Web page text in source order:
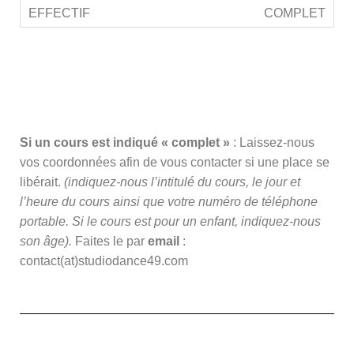
COMPLET
Si un cours est indiqué « complet » : Laissez-nous
vos coordonnées afin de vous contacter si une place se
libérait. (indiquez-nous l’intitulé du cours, le jour et
l’heure du cours ainsi que votre numéro de téléphone
portable. Si le cours est pour un enfant, indiquez-nous
son âge). Faites le par email :
contact(at)studiodance49.com